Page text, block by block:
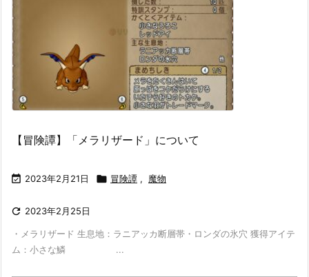
【冒険譚】「メラリザード」について
 2023年2月21日  冒険譚 , 魔物
 2023年2月25日
・メラリザード 生息地：ラニアッカ断層帯・ロンダの氷穴 獲得アイテ
ム：小さな鱗 ...